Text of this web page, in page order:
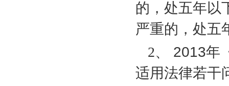
的，处五年以
严重的，处五
2、 2013年
适用法律若干